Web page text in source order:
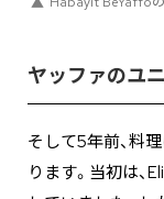
ヤッファのユ
そして5年前、料
ります。当初は、